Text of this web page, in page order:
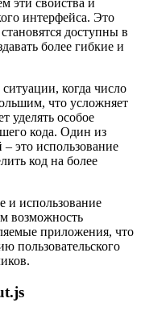
эти свойства и
интерфейса. Это
доступны в
более гибкие и
когда число
что усложняет
уделять особое
кода. Один из
это использование
код на более
и использование
возможность
приложения, что
пользовательского